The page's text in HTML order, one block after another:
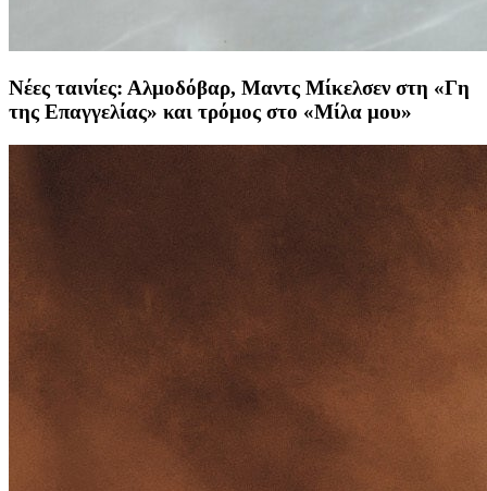
Νέες ταινίες: Αλμοδόβαρ, Μαντς Μίκελσεν στη «Γη
της Επαγγελίας» και τρόμος στο «Μίλα μου»